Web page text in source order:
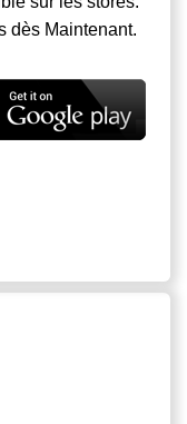
dès Maintenant.